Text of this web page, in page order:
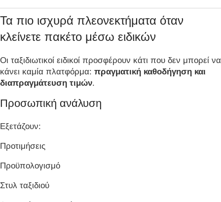
Τα πιο ισχυρά πλεονεκτήματα όταν
κλείνετε πακέτο μέσω ειδικών
Οι ταξιδιωτικοί ειδικοί προσφέρουν κάτι που δεν μπορεί να
κάνει καμία πλατφόρμα: πραγματική καθοδήγηση και
διαπραγμάτευση τιμών.
Προσωπική ανάλυση
Eξετάζουν:
Προτιμήσεις
Προϋπολογισμό
Στυλ ταξιδιού